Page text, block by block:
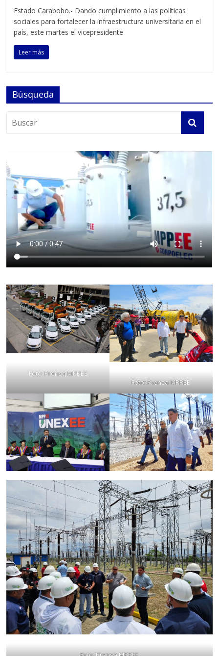
Estado Carabobo.- Dando cumplimiento a las políticas
sociales para fortalecer la infraestructura universitaria en el
país, este martes el vicepresidente
Leer más
Búsqueda
Foto: Prensa MPPEE
Foto: Prensa MPPEE